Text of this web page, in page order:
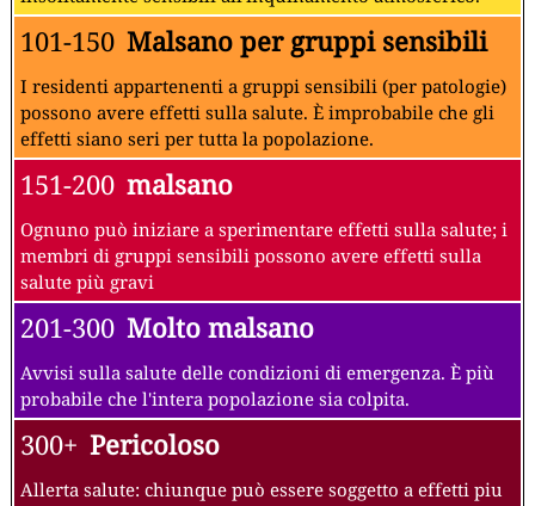
101-150 Malsano per gruppi sensibili
I residenti appartenenti a gruppi sensibili (per patologie)
possono avere effetti sulla salute. È improbabile che gli
effetti siano seri per tutta la popolazione.
151-200 malsano
Ognuno può iniziare a sperimentare effetti sulla salute; i
membri di gruppi sensibili possono avere effetti sulla
salute più gravi
201-300 Molto malsano
Avvisi sulla salute delle condizioni di emergenza. È più
probabile che l'intera popolazione sia colpita.
300+ Pericoloso
Allerta salute: chiunque può essere soggetto a effetti piu